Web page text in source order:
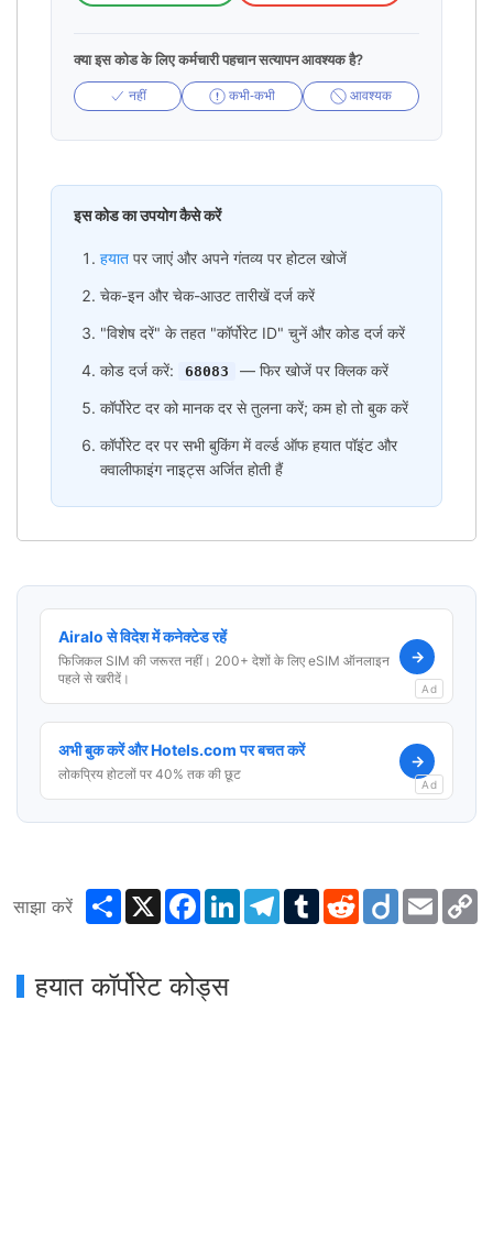
क्या इस कोड के लिए कर्मचारी पहचान सत्यापन आवश्यक है?
नहीं कभी-कभी आवश्यक
इस कोड का उपयोग कैसे करें
हयात पर जाएं और अपने गंतव्य पर होटल खोजें
चेक-इन और चेक-आउट तारीखें दर्ज करें
"विशेष दरें" के तहत "कॉर्पोरेट ID" चुनें और कोड दर्ज करें
कोड दर्ज करें:
68083
— फिर खोजें पर क्लिक करें
कॉर्पोरेट दर को मानक दर से तुलना करें; कम हो तो बुक करें
कॉर्पोरेट दर पर सभी बुकिंग में वर्ल्ड ऑफ हयात पॉइंट और
क्वालीफाइंग नाइट्स अर्जित होती हैं
Airalo से विदेश में कनेक्टेड रहें
फिजिकल SIM की जरूरत नहीं। 200+ देशों के लिए eSIM ऑनलाइन
पहले से खरीदें।
→
Ad
अभी बुक करें और Hotels.com पर बचत करें
लोकप्रिय होटलों पर 40% तक की छूट
→
Ad
साझा करें ShareX Facebook
LinkedInTelegram
TumblrRedditDiigo Email
हयात कॉर्पोरेट कोड्स